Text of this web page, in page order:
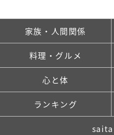
家族・人間関係
料理・グルメ
心と体
ランキング
saita